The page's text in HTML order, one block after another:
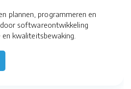
plannen, programmeren en
softwareontwikkeling
kwaliteitsbewaking.